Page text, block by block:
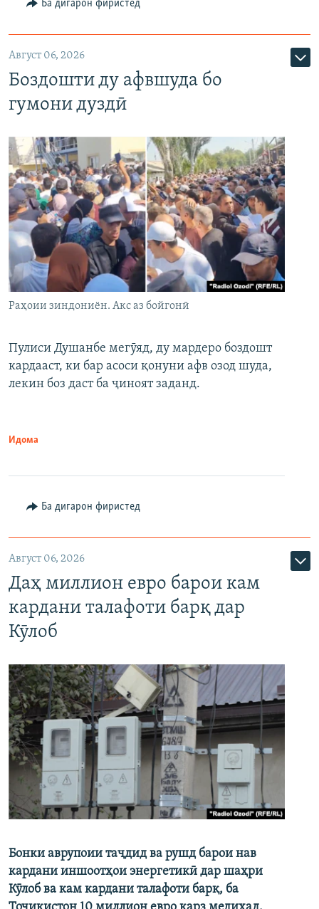
Ба дигарон фиристед
Август 06, 2026
Боздошти ду афвшуда бо
гумони дуздӣ
Раҳоии зиндониён. Акс аз бойгонӣ
Пулиси Душанбе мегӯяд, ду мардеро боздошт
кардааст, ки бар асоси қонуни афв озод шуда,
лекин боз даст ба ҷиноят заданд.
Идома
Ба дигарон фиристед
Август 06, 2026
Даҳ миллион евро барои кам
кардани талафоти барқ дар
Кӯлоб
Бонки аврупоии таҷдид ва рушд барои нав
кардани иншоотҳои энергетикӣ дар шаҳри
Кӯлоб ва кам кардани талафоти барқ, ба